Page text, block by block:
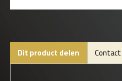
Dit product delen